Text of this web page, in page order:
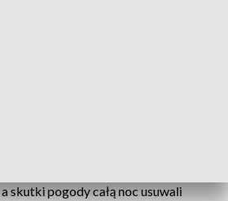
skutki pogody całą noc usuwali